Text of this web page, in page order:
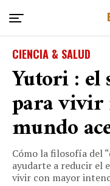
CIENCIA & SALUD
Yutori : el
para vivir
mundo
Cómo la filosofía del
ayudarte a reducir el
vivir con mayor